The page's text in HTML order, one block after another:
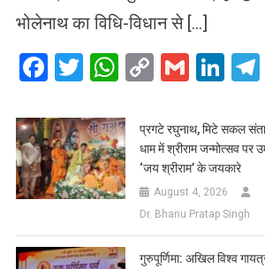
भोलेनाथ का विधि-विधान से […]
Facebook
Twitter
WhatsApp
CopyGmail
प्रगटे रघुनाथ, मिटे सकल
धाम में श्रीराम जन्मोत्सव
‘जय श्रीराम’ के जयकारे
August 4, 2026
Dr. Bhanu Pratap Singh
गुरुपूर्णिमा: अखिल विश्व